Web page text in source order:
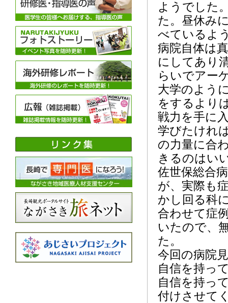
ようでした
た。昼休み
べているよ
病院自体は
にしてあり
らいでアー
大学のよう
をするより
戦力を手に
学びたけれ
の力量に合
きるのはい
佐世保総合
が、実際も
かし回る科
合わせて症
いたので、
た。
今回の病院
自信を持っ
自信を持っ
付けさせて